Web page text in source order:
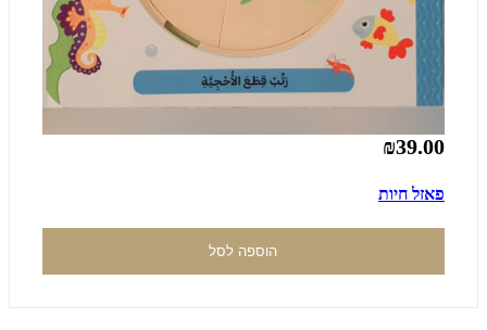
₪39.00
פאזל חיות
הוספה לסל